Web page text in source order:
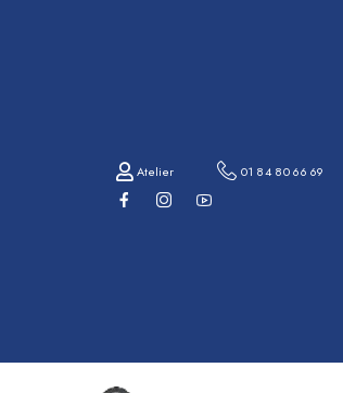
Atelier 01 84 80 66 69